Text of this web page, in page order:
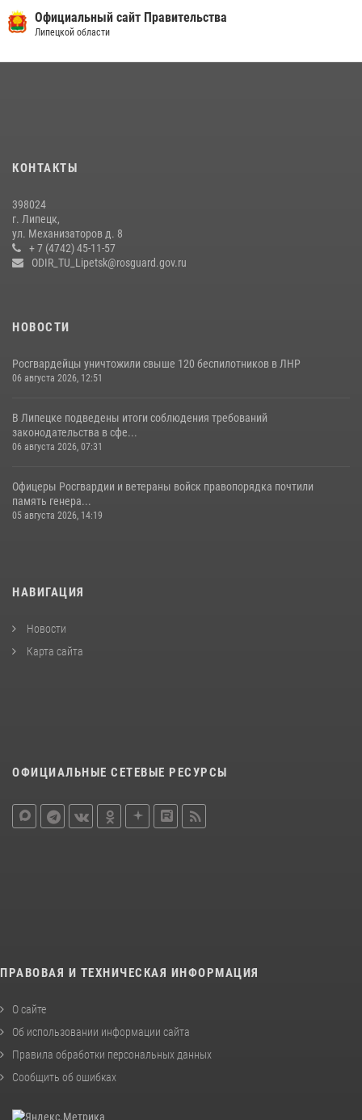
Официальный сайт Правительства
Липецкой области
КОНТАКТЫ
398024
г. Липецк,
ул. Механизаторов д. 8
+ 7 (4742) 45-11-57
ODIR_TU_Lipetsk@rosguard.gov.ru
НОВОСТИ
Росгвардейцы уничтожили свыше 120 беспилотников в ЛНР
06 августа 2026, 12:51
В Липецке подведены итоги соблюдения требований
законодательства в сфе...
06 августа 2026, 07:31
Офицеры Росгвардии и ветераны войск правопорядка почтили
память генера...
05 августа 2026, 14:19
НАВИГАЦИЯ
Новости
Карта сайта
ОФИЦИАЛЬНЫЕ СЕТЕВЫЕ РЕСУРСЫ
ПРАВОВАЯ И ТЕХНИЧЕСКАЯ ИНФОРМАЦИЯ
О сайте
Об использовании информации сайта
Правила обработки персональных данных
Сообщить об ошибках